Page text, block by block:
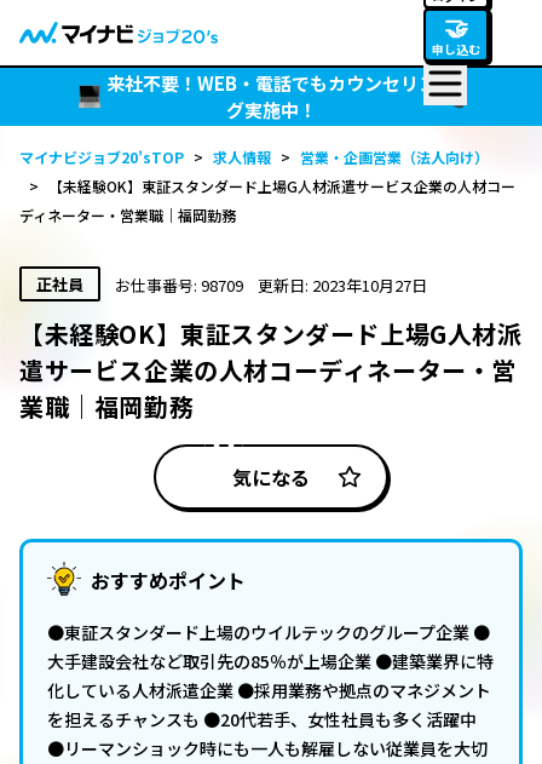
🤝
申し込む
来社不要！WEB・電話でもカウンセリン
グ実施中！
マイナビジョブ20’sTOP > 求人情報 > 営業・企画営業（法人向け）
>
【未経験OK】東証スタンダード上場G人材派遣サービス企業の人材コー
ディネーター・営業職｜福岡勤務
正社員 お仕事番号: 98709 更新日: 2023年10月27日
【未経験OK】東証スタンダード上場G人材派
遣サービス企業の人材コーディネーター・営
業職｜福岡勤務
気になる
おすすめポイント
●東証スタンダード上場のウイルテックのグループ企業 ●
大手建設会社など取引先の85％が上場企業 ●建築業界に特
化している人材派遣企業 ●採用業務や拠点のマネジメント
を担えるチャンスも ●20代若手、女性社員も多く活躍中
●リーマンショック時にも一人も解雇しない従業員を大切